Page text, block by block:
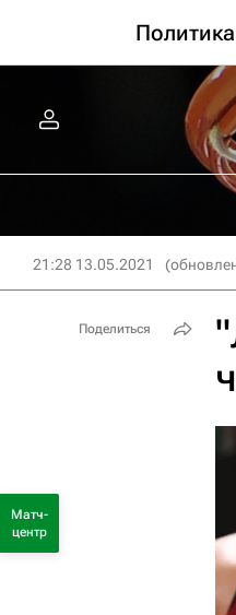
Политика
21:28 13.05.2021
Поделиться
Матч-
центр